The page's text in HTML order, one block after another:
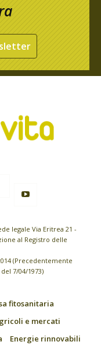
legale Via Eritrea 21 -
al Registro delle
(Precedentemente
7/04/1973)
fitosanitaria
e mercati
Energie rinnovabili